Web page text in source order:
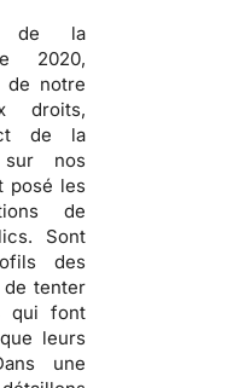
de la
2020,
de notre
droits,
de la
sur nos
posé les
de
Sont
des
de tenter
qui font
leurs
une